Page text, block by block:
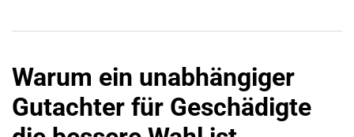
Warum ein unabhängiger
Gutachter für Geschädigte